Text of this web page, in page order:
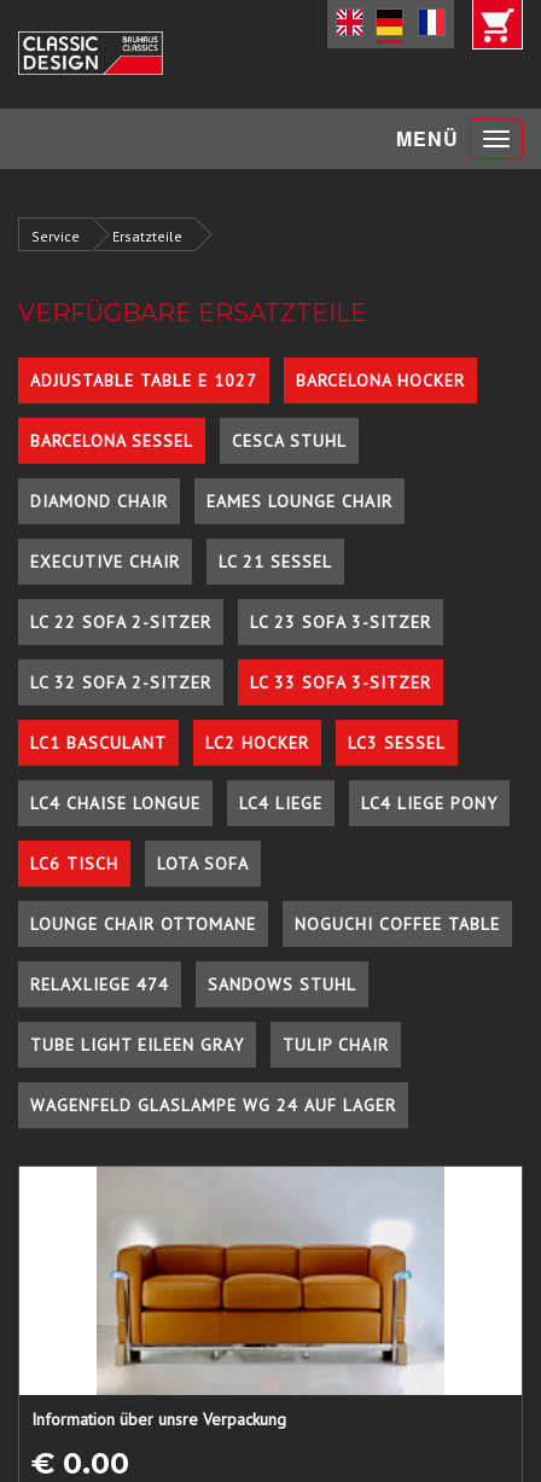
MENÜ Toggle
Service Ersatzteile
VERFÜGBARE ERSATZTEILE
ADJUSTABLE TABLE E 1027 BARCELONA HOCKER
BARCELONA SESSEL CESCA STUHL
DIAMOND CHAIR EAMES LOUNGE CHAIR
EXECUTIVE CHAIR LC 21 SESSEL
LC 22 SOFA 2-SITZER LC 23 SOFA 3-SITZER
LC 32 SOFA 2-SITZER LC 33 SOFA 3-SITZER
LC1 BASCULANT LC2 HOCKER LC3 SESSEL
LC4 CHAISE LONGUE LC4 LIEGE LC4 LIEGE PONY
LC6 TISCH LOTA SOFA
LOUNGE CHAIR OTTOMANE NOGUCHI COFFEE TABLE
RELAXLIEGE 474 SANDOWS STUHL
TUBE LIGHT EILEEN GRAY TULIP CHAIR
WAGENFELD GLASLAMPE WG 24 AUF LAGER
Information über unsre Verpackung
€ 0.00